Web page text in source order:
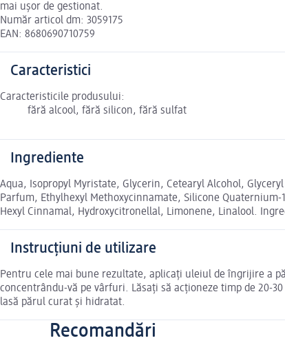
mai ușor de gestionat.
Număr articol dm: 3059175
EAN: 8680690710759
Caracteristici
Caracteristicile produsului:
fără alcool, fără silicon, fără sulfat
Ingrediente
Aqua, Isopropyl Myristate, Glycerin, Cetearyl Alcohol,
Parfum, Ethylhexyl Methoxycinnamate, Silicone
Hexyl Cinnamal, Hydroxycitronellal, Limonene, Linalool.
Instrucțiuni de utilizare
Pentru cele mai bune rezultate, aplicați uleiul de îngrijire a
concentrându-vă pe vârfuri. Lăsați să acționeze timp de 20-
lasă părul curat și hidratat.
Recomandări